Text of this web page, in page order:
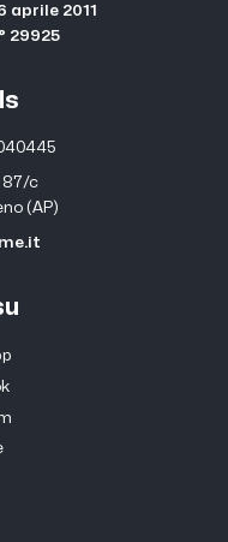
aprile 2011
29925
87/c
(AP)